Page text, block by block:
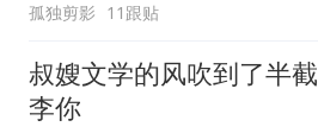
孤独剪影 11跟贴
叔嫂文学的风吹到了半截
李你